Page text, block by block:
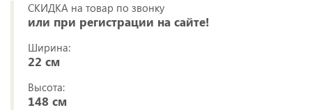
СКИДКА на товар по звонку
или при регистрации на сайте!
Ширина:
22 см
Высота:
148 см